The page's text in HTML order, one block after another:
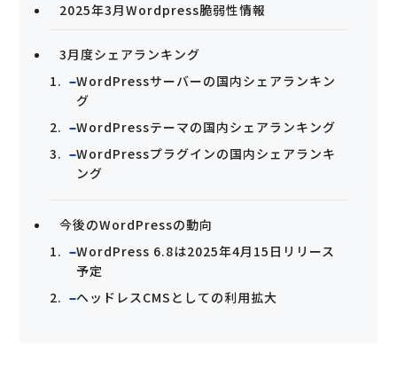
2025年3月Wordpress脆弱性情報
3月度シェアランキング
WordPressサーバーの国内シェアランキン
グ
WordPressテーマの国内シェアランキング
WordPressプラグインの国内シェアランキ
ング
今後のWordPressの動向
WordPress 6.8は2025年4月15日リリース
予定
ヘッドレスCMSとしての利用拡大